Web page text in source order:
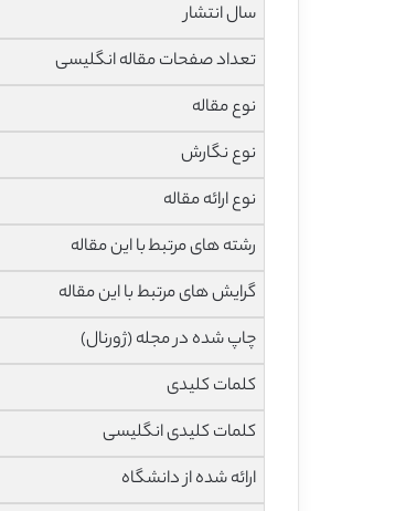
سال انتشار
تعداد صفحات مقاله انگلیسی
نوع مقاله
نوع نگارش
نوع ارائه مقاله
رشته های مرتبط با این مقاله
گرایش های مرتبط با این مقاله
چاپ شده در مجله (ژورنال)
کلمات کلیدی
کلمات کلیدی انگلیسی
ارائه شده از دانشگاه